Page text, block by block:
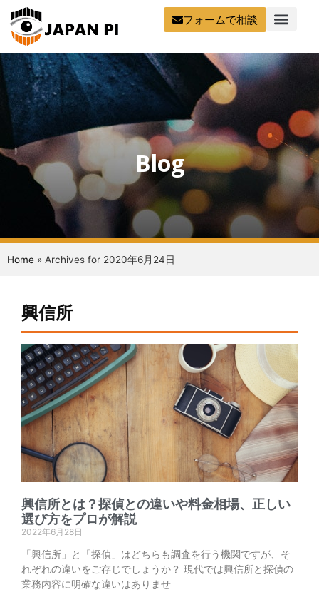
フォームで相談
Blog
Home » Archives for 2020年6月24日
興信所
興信所とは？探偵との違いや料金相場、正しい
選び方をプロが解説
2022年6月28日
「興信所」と「探偵」はどちらも調査を行う機関ですが、そ
れぞれの違いをご存じでしょうか？ 現代では興信所と探偵の
業務内容に明確な違いはありませ